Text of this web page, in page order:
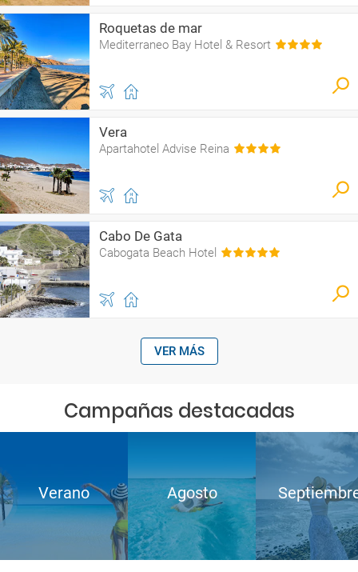
Roquetas de mar
Mediterraneo Bay Hotel & Resort
Vera
Apartahotel Advise Reina
Cabo De Gata
Cabogata Beach Hotel
VER MÁS
Campañas destacadas
Verano Agosto